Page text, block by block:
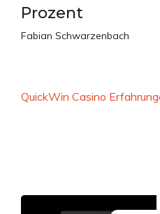
Prozent
Fabian Schwarzenbach
QuickWin Casino